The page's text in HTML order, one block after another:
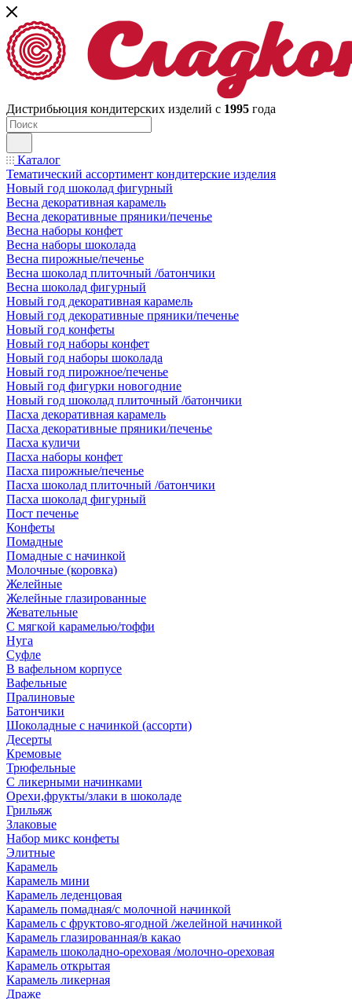
Дистрибьюция кондитерских изделий с 1995 года
Каталог
Тематический ассортимент кондитерские изделия
Новый год шоколад фигурный
Весна декоративная карамель
Весна декоративные пряники/печенье
Весна наборы конфет
Весна наборы шоколада
Весна пирожные/печенье
Весна шоколад плиточный /батончики
Весна шоколад фигурный
Новый год декоративная карамель
Новый год декоративные пряники/печенье
Новый год конфеты
Новый год наборы конфет
Новый год наборы шоколада
Новый год пирожное/печенье
Новый год фигурки новогодние
Новый год шоколад плиточный /батончики
Пасха декоративная карамель
Пасха декоративные пряники/печенье
Пасха куличи
Пасха наборы конфет
Пасха пирожные/печенье
Пасха шоколад плиточный /батончики
Пасха шоколад фигурный
Пост печенье
Конфеты
Помадные
Помадные с начинкой
Молочные (коровка)
Желейные
Желейные глазированные
Жевательные
С мягкой карамелью/тоффи
Нуга
Суфле
В вафельном корпусе
Вафельные
Пралиновые
Батончики
Шоколадные с начинкой (ассорти)
Десерты
Кремовые
Трюфельные
С ликерными начинками
Орехи,фрукты/злаки в шоколаде
Грильяж
Злаковые
Набор микс конфеты
Элитные
Карамель
Карамель мини
Карамель леденцовая
Карамель помадная/с молочной начинкой
Карамель с фруктово-ягодной /желейной начинкой
Карамель глазированная/в какао
Карамель шоколадно-ореховая /молочно-ореховая
Карамель открытая
Карамель ликерная
Драже